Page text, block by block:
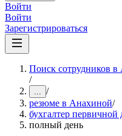
Войти
Войти
Зарегистрироваться
Поиск сотрудников
/
... /
резюме в Анахиной/
бухгалтер первичной
полный день